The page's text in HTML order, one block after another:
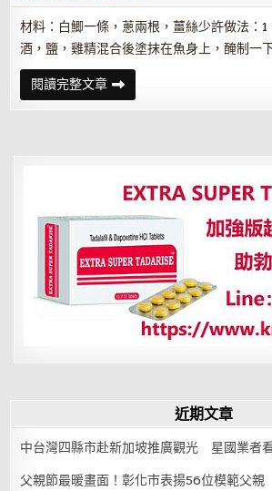
材料：白鯽一條，蔥兩根，薑絲少許做法：
酒，鹽，雞精混合後塗抹在魚身上，醃制一
閱讀完整文章什
麼
湯
好
款
美
味
快
手
滾
湯
推
薦
近期文章
中台灣四縣市赴新加坡推廣觀光 星國業者
父親節最暖畫面！彰化市表揚56位模範父